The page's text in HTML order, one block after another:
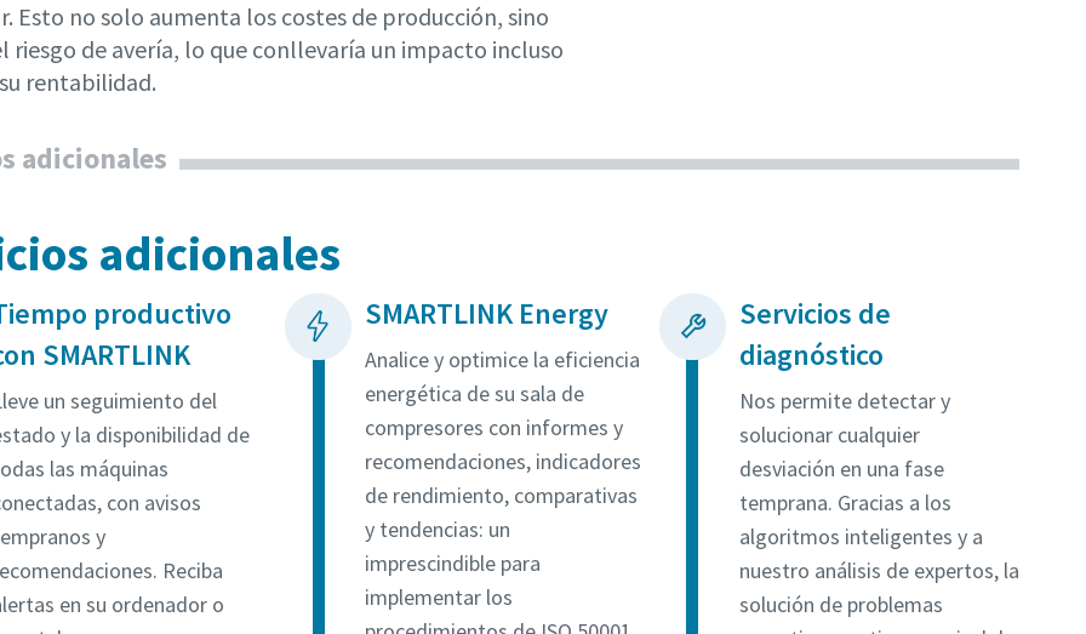
Esto no solo aumenta los costes de producción, sino
riesgo de avería, lo que conllevaría un impacto incluso
rentabilidad.
adicionales
adicionales
productivo
SMARTLINK
un seguimiento del
y la disponibilidad de
las máquinas
con avisos
y
Reciba
en su ordenador o
SMARTLINK Energy
Analice y optimice la eficiencia
energética de su sala de
compresores con informes y
recomendaciones, indicadores
de rendimiento, comparativas
y tendencias: un
imprescindible para
implementar los
Servicios de
diagnóstico
Nos permite detectar y
solucionar cualquier
desviación en una fase
temprana. Gracias a los
algoritmos inteligentes y a
nuestro análisis de expertos, la
solución de problemas